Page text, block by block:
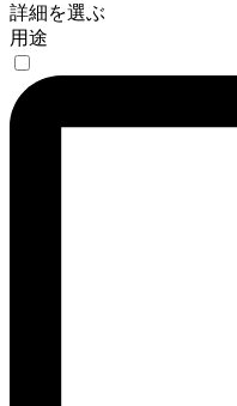
詳細を選ぶ
用途